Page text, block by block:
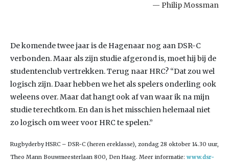
Philip Mossman
De komende twee jaar is de Hagenaar nog aan DSR-C
verbonden. Maar als zijn studie afgerond is, moet hij bij de
studentenclub vertrekken. Terug naar HRC? “Dat zou wel
logisch zijn. Daar hebben we het als spelers onderling ook
weleens over. Maar dat hangt ook af van waar ik na mijn
studie terechtkom. En dan is het misschien helemaal niet
zo logisch om weer voor HRC te spelen.”
Rugbyderby HSRC – DSR-C (heren ereklasse), zondag 28 oktober 14.30 uur,
Theo Mann Bouwmeesterlaan 800, Den Haag. Meer informatie: www.dsr-